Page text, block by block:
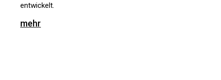
entwickelt.
mehr